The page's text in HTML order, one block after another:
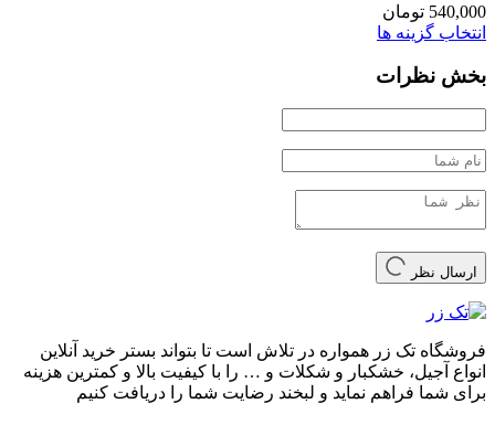
540,000 تومان
انتخاب گزینه ها
بخش نظرات
ارسال نظر
فروشگاه تک زر همواره در تلاش است تا بتواند بستر خرید آنلاین
انواع آجیل، خشکبار و شکلات و … را با کیفیت بالا و کمترین هزینه
برای شما فراهم نماید و لبخند رضایت شما را دریافت کنیم